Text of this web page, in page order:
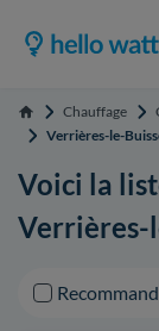
Accueil Chauffage
Verrières-le-
Voici la
Verrières-